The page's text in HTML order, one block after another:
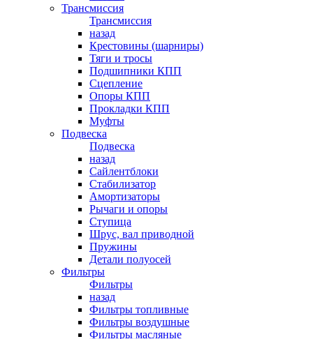
Трансмиссия
Трансмиссия
назад
Крестовины (шарниры)
Тяги и тросы
Подшипники КПП
Сцепление
Опоры КПП
Прокладки КПП
Муфты
Подвеска
Подвеска
назад
Сайлентблоки
Стабилизатор
Амортизаторы
Рычаги и опоры
Ступица
Шрус, вал приводной
Пружины
Детали полуосей
Фильтры
Фильтры
назад
Фильтры топливные
Фильтры воздушные
Фильтры масляные